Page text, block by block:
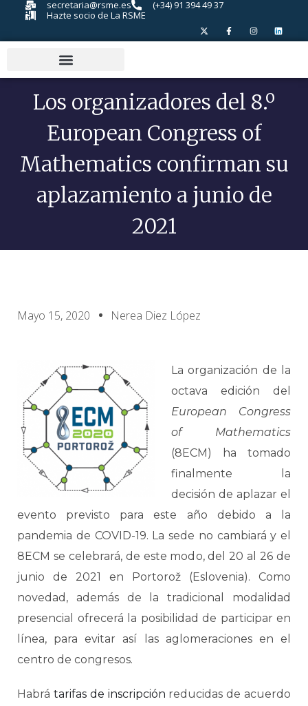
secretaria@rsme.es
(+34) 91 394 49 37
Hazte socio de La RSME
Los organizadores del 8.º
European Congress of
Mathematics confirman su
aplazamiento a junio de
2021
Mayo 15, 2020 Nerea Diez López
La organización de la
octava edición del
European Congress
of Mathematics
(8ECM) ha tomado
finalmente la
decisión de aplazar el
evento previsto para este año debido a la
pandemia de COVID-19. La sede no cambiará y el
8ECM se celebrará, de este modo, del 20 al 26 de
junio de 2021 en Portorož (Eslovenia). Como
novedad, además de la tradicional modalidad
presencial ofrecerá la posibilidad de participar en
línea, para evitar así las aglomeraciones en el
centro de congresos.
Habrá tarifas de inscripción reducidas de acuerdo